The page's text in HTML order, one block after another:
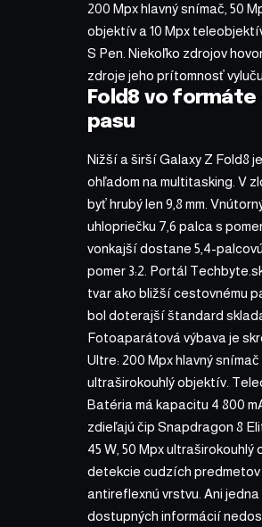
200 Mpx hlavný snímač, 50
objektív a 10 Mpx
S Pen. Niekoľko zdrojov
zdroje jeho prítomnosť
Fold8 vo
pasu
Nižší a širší Galaxy Z Fold8
ohľadom na multitasking. V
byť hrubý len 9,8 mm.
uhlopriečku 7,6 palca s
vonkajší dostane 5,4-
pomer 3:2. Portál
tvar ako bližší cestovnému
bol doterajší štandard
Fotoaparátová výbava je
Ultre: 200 Mpx hlavný snímač
ultraširokouhlý objektív.
Batéria má kapacitu 4 800
zdieľajú čip Snapdragon 8
45 W, 50 Mpx ultraširokouhlý
detekcie cudzích
antireflexnú vrstvu. Ani
dostupných informácií